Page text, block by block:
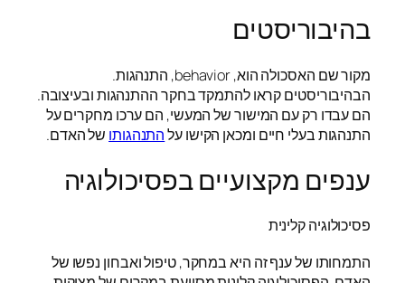
בהיבוריסטים
מקור שם האסכולה הוא, behavior, התנהגות.
הבהיבוריסטים קראו להתמקד בחקר ההתנהגות ובעיצובה.
הם עבדו רק עם המישור של המעשי, הם ערכו מחקרים על
התנהגות בעלי חיים ומכאן הקישו עלהתנהגותו של האדם.
ענפים מקצועיים בפסיכולוגיה
פסיכולוגיה קלינית
התמחותו של ענף זה היא במחקר, טיפול ואבחון נפשו של